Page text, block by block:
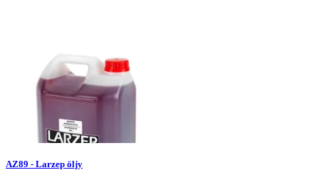
AZ89 - Larzep öljy